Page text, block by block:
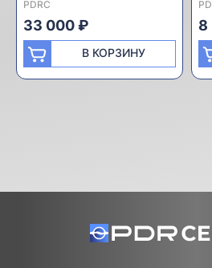
PDRC
33 000 ₽
В КОРЗИНУ
8